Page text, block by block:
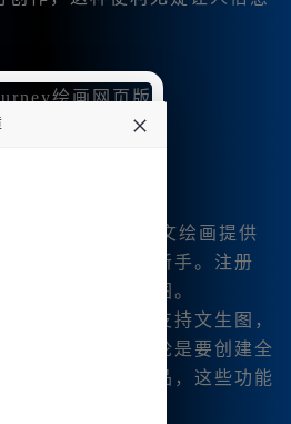
的基本功能
，Midjourney中文绘画提供
服务，尤其适合新手。注册
取积分，用于绘图。
：这个平台不仅支持文生图，
片混图融合。无论是要创建全
是调整现有的作品，这些功能
挥。